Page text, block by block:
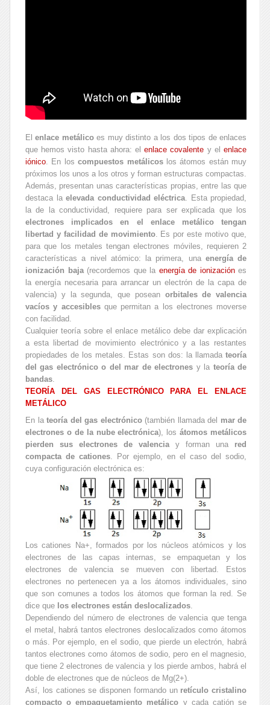
El enlace metálicoes muy distinto a los dos tipos de enlaces
que hemos visto hasta ahora: elenlace covalente y elenlace
iónico. En loscompuestos metálicoslos átomos están muy
próximos los unos a los otros y forman estructuras compactas.
Además, presentan unas características propias, entre las que
destaca la elevada conductividad eléctrica. Esta propiedad,
la de la conductividad, requiere para ser explicada que los
electrones implicados en el enlace metálico tengan
libertad y facilidad de movimiento. Es por este motivo que,
para que los metales tengan electrones móviles, requieren 2
características a nivel atómico: la primera, una energía de
ionización baja(recordemos que la energía de ionizaciónes
la energía necesaria para arrancar un electrón de la capa de
valencia) y la segunda, que posean orbitales de valencia
vacíos y accesiblesque permitan a los electrones moverse
con facilidad.
Cualquier teoría sobre el enlace metálico debe dar explicación
a esta libertad de movimiento electrónico y a las restantes
propiedades de los metales. Estas son dos: la llamada teoría
del gas electrónico o del mar de electrones y la teoría de
bandas.
TEORÍA DEL GAS ELECTRÓNICO PARA EL ENLACE
METÁLICO
En la teoría del gas electrónico(también llamada del mar de
electrones o de la nube electrónica), los átomos metálicos
pierden sus electrones de valenciay forman una red
compacta de cationes. Por ejemplo, en el caso del sodio,
cuya configuración electrónica es:
Los cationes Na+, formados por los núcleos atómicos y los
electrones de las capas internas, se empaquetan y los
electrones de valencia se mueven con libertad. Estos
electrones no pertenecen ya a los átomos individuales, sino
que son comunes a todos los átomos que forman la red. Se
dice que los electrones están deslocalizados.
Dependiendo del número de electrones de valencia que tenga
el metal, habrá tantos electrones deslocalizados como átomos
o más. Por ejemplo, en el sodio, que pierde un electrón, habrá
tantos electrones como átomos de sodio, pero en el magnesio,
que tiene 2 electrones de valencia y los pierde ambos, habrá el
doble de electrones que de núcleos de Mg(2+).
Así, los cationes se disponen formando un retículo cristalino
compacto o empaquetamiento metálico y cada catión se